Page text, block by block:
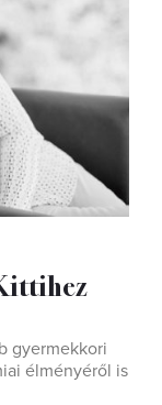
gyermekkori
élményéről is